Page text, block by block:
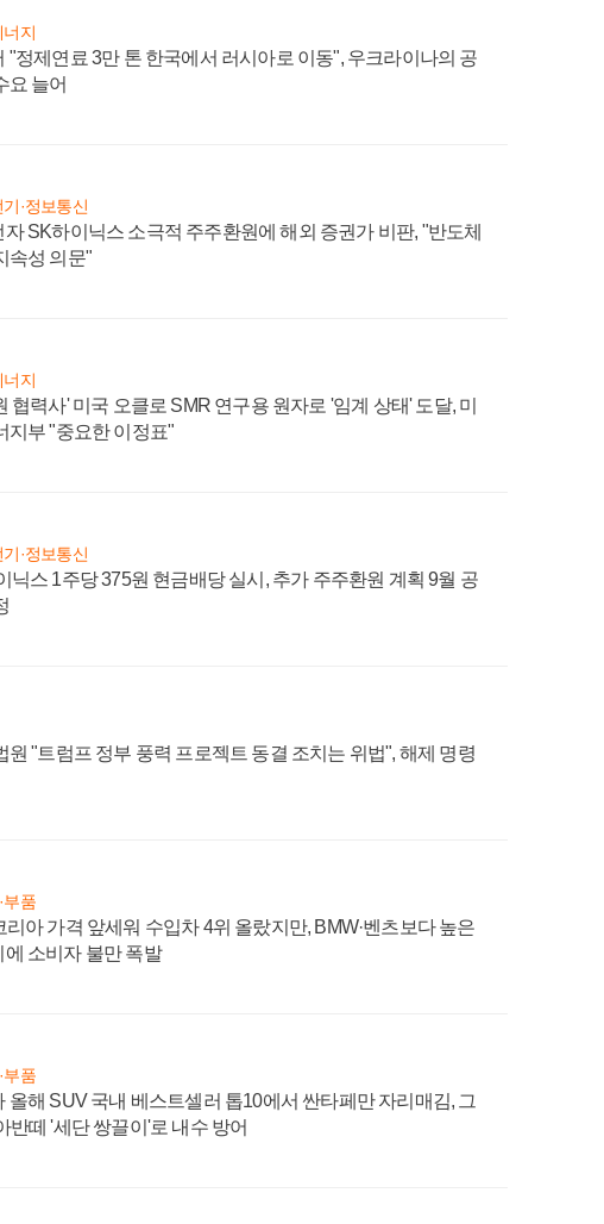
너지
"정제연료 3만 톤 한국에서 러시아로 이동", 우크라이나의 공
요 늘어
기·정보통신
자 SK하이닉스 소극적 주주환원에 해외 증권가 비판, "반도체
속성 의문"
너지
협력사' 미국 오클로 SMR 연구용 원자로 '임계 상태' 도달, 미
지부 "중요한 이정표"
기·정보통신
닉스 1주당 375원 현금배당 실시, 추가 주주환원 계획 9월 공
원 "트럼프 정부 풍력 프로젝트 동결 조치는 위법", 해제 명령
부품
리아 가격 앞세워 수입차 4위 올랐지만, BMW·벤츠보다 높은
에 소비자 불만 폭발
부품
올해 SUV 국내 베스트셀러 톱10에서 싼타페만 자리매김, 그
반떼 '세단 쌍끌이'로 내수 방어